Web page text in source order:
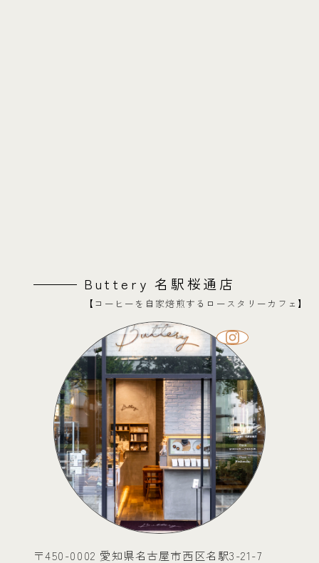
Buttery 名駅桜通店
【コーヒーを自家焙煎するロースタリーカフェ】
〒450-0002 愛知県名古屋市西区名駅3-21-7